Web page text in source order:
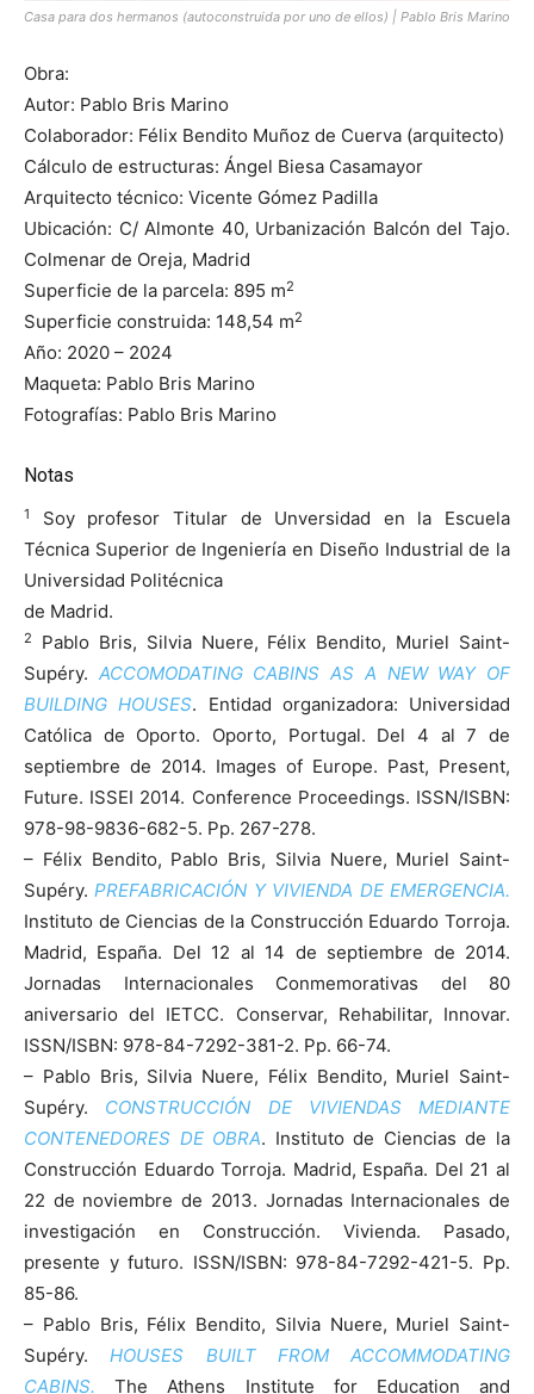
Casa para dos hermanos (autoconstruida por uno de ellos) | Pablo Bris Marino
Obra:
Autor: Pablo Bris Marino
Colaborador: Félix Bendito Muñoz de Cuerva (arquitecto)
Cálculo de estructuras: Ángel Biesa Casamayor
Arquitecto técnico: Vicente Gómez Padilla
Ubicación: C/ Almonte 40, Urbanización Balcón del Tajo.
Colmenar de Oreja, Madrid
Superficie de la parcela: 895 m2
Superficie construida: 148,54 m2
Año: 2020 – 2024
Maqueta: Pablo Bris Marino
Fotografías: Pablo Bris Marino
Notas
1
Soy profesor Titular de Unversidad en la Escuela
Técnica Superior de Ingeniería en Diseño Industrial de la
Universidad Politécnica
de Madrid.
2
Pablo Bris, Silvia Nuere, Félix Bendito, Muriel Saint-
Supéry. ACCOMODATING CABINS AS A NEW WAY OF
BUILDING HOUSES. Entidad organizadora: Universidad
Católica de Oporto. Oporto, Portugal. Del 4 al 7 de
septiembre de 2014. Images of Europe. Past, Present,
Future. ISSEI 2014. Conference Proceedings. ISSN/ISBN:
978-98-9836-682-5. Pp. 267-278.
– Félix Bendito, Pablo Bris, Silvia Nuere, Muriel Saint-
Supéry.PREFABRICACIÓN Y VIVIENDA DE EMERGENCIA.
Instituto de Ciencias de la Construcción Eduardo Torroja.
Madrid, España. Del 12 al 14 de septiembre de 2014.
Jornadas Internacionales Conmemorativas del 80
aniversario del IETCC. Conservar, Rehabilitar, Innovar.
ISSN/ISBN: 978-84-7292-381-2. Pp. 66-74.
– Pablo Bris, Silvia Nuere, Félix Bendito, Muriel Saint-
Supéry. CONSTRUCCIÓN DE VIVIENDAS MEDIANTE
CONTENEDORES DE OBRA. Instituto de Ciencias de la
Construcción Eduardo Torroja. Madrid, España. Del 21 al
22 de noviembre de 2013. Jornadas Internacionales de
investigación en Construcción. Vivienda. Pasado,
presente y futuro. ISSN/ISBN: 978-84-7292-421-5. Pp.
85-86.
– Pablo Bris, Félix Bendito, Silvia Nuere, Muriel Saint-
Supéry.HOUSES BUILT FROM ACCOMMODATING
CABINS. The Athens Institute for Education and